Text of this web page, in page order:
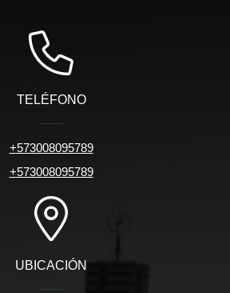
TELÉFONO
+573008095789
+573008095789
UBICACIÓN